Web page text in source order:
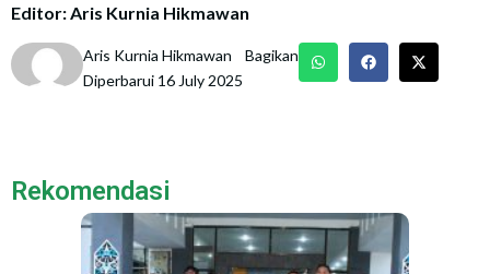
Editor: Aris Kurnia Hikmawan
Aris Kurnia Hikmawan
Diperbarui 16 July 2025
Bagikan
Rekomendasi